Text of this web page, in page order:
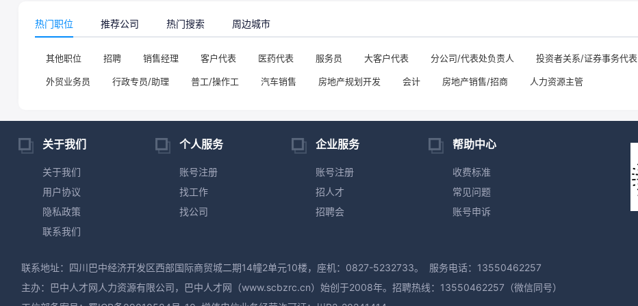
热门职位 推荐公司 热门搜索 周边城市
其他职位 招聘 销售经理 客户代表 医药代表 服务员 大客户代表 分公司/代表处负责人 投资者关系/证券事务代表
外贸业务员 行政专员/助理 普工/操作工 汽车销售 房地产规划开发 会计 房地产销售/招商 人力资源主管
关于我们
关于我们
用户协议
隐私政策
联系我们
个人服务
账号注册
找工作
找公司
企业服务
账号注册
招人才
招聘会
帮助中心
收费标准
常见问题
账号申诉
联系地址：四川巴中经济开发区西部国际商贸城二期14幢2单元10楼，座机：0827-5232733。
服务电话：13550462257
主办：巴中人才网人力资源有限公司，巴中人才网（www.scbzrc.cn）始创于2008年。招聘热线：13550462257（微信同号）